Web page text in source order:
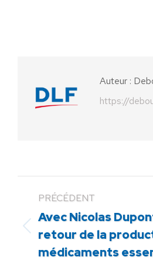
Auteur :
https://
PRÉCÉDENT
Article
précédent
:
Avec Nicolas
retour de la
médicaments